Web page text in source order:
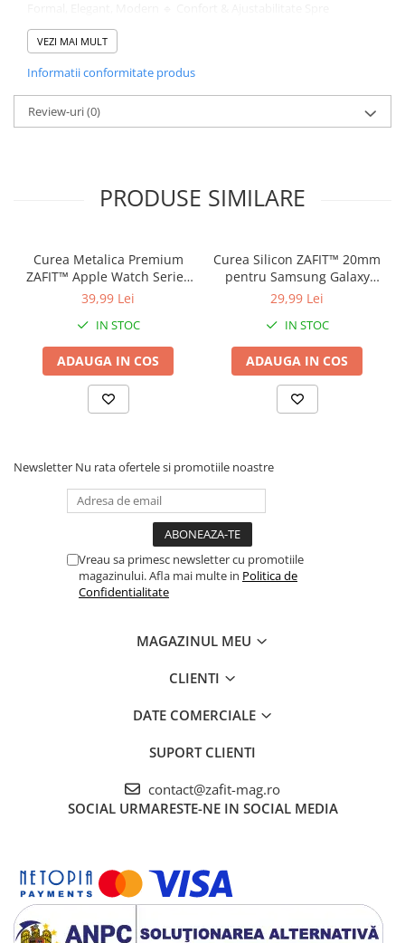
deosebire de curelele cu gauri fixe, inchiderea magnetica
Milanese permite ajustarea perfecta la orice marime a incheieturii
metalice se mulaza usor pe piele fara a o irita. 🔹 Instalare Quick-
release pentru montare rapida. Inchidere magnetica pentru
ajustare instantanee.
VEZI MAI MULT
Informatii conformitate produs
Review-uri(0)
PRODUSE SIMILARE
Curea Metalica Premium
ZAFIT™ Apple Watch Series
10/9/8/7/SE2 si mai vechi,
39,99 Lei
IN STOC
ADAUGA IN COS
Curea Silicon ZAFIT™ 20mm
pentru Samsung Galaxy
Watch 7/6/5/4/Active 2,
Garmin Vivoactive, Amazfit
GTS si orice ceas 20mm,
Rosu.
29,99 Lei
IN STOC
ADAUGA IN COS
Newsletter Nu rata ofertele si promotiile noastre
Vreau sa primesc newsletter cu promotiile
magazinului. Afla mai multe in Politica de
Confidentialitate
MAGAZINUL MEU
CLIENTI
DATE COMERCIALE
SUPORT CLIENTI
contact@zafit-mag.ro
SOCIAL URMARESTE-NE IN SOCIAL MEDIA